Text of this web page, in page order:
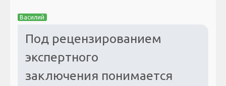
Василий
Под рецензированием
экспертного
заключения понимается